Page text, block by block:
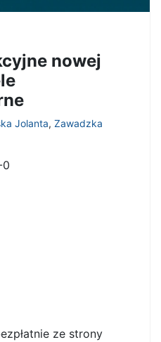
nowej
Jolanta, Zawadzka
ze strony